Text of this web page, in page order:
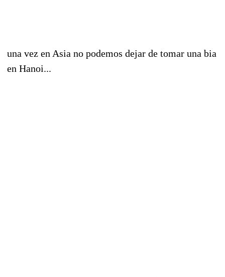
una vez en Asia no podemos dejar de tomar una bia
en Hanoi...